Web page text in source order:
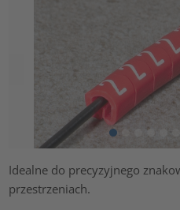
Idealne do precyzyjnego
przestrzeniach.